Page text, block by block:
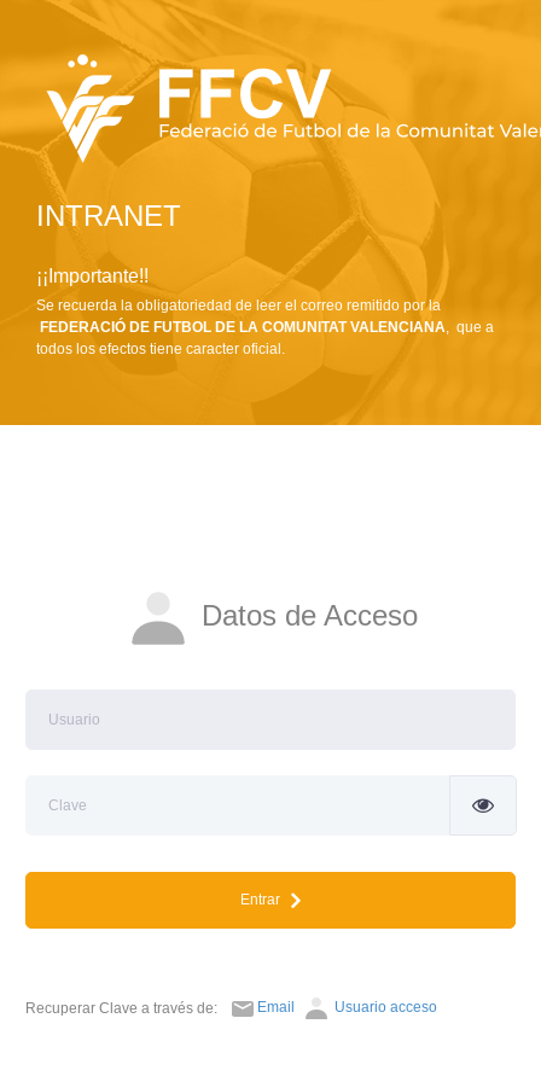
INTRANET
¡¡Importante!!
Se recuerda la obligatoriedad de leer el correo remitido por la
FEDERACIÓ DE FUTBOL DE LA COMUNITAT VALENCIANA, que a
todos los efectos tiene caracter oficial.
Datos de Acceso
Entrar
Recuperar Clave a través de: Email Usuario acceso